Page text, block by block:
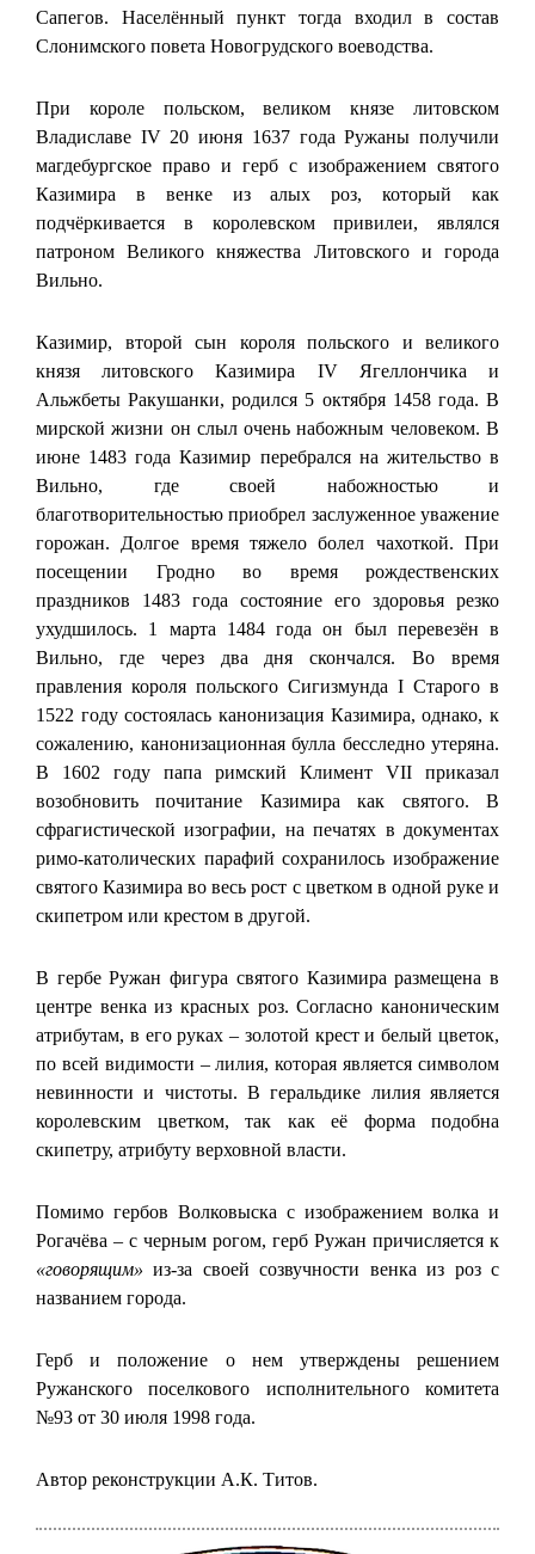
Сапегов. Населённый пункт тогда входил в состав
Слонимского повета Новогрудского воеводства.
При короле польском, великом князе литовском
Владиславе IV 20 июня 1637 года Ружаны получили
магдебургское право и герб с изображением святого
Казимира в венке из алых роз, который как
подчёркивается в королевском привилеи, являлся
патроном Великого княжества Литовского и города
Вильно.
Казимир, второй сын короля польского и великого
князя литовского Казимира IV Ягеллончика и
Альжбеты Ракушанки, родился 5 октября 1458 года. В
мирской жизни он слыл очень набожным человеком. В
июне 1483 года Казимир перебрался на жительство в
Вильно, где своей набожностью и
благотворительностью приобрел заслуженное уважение
горожан. Долгое время тяжело болел чахоткой. При
посещении Гродно во время рождественских
праздников 1483 года состояние его здоровья резко
ухудшилось. 1 марта 1484 года он был перевезён в
Вильно, где через два дня скончался. Во время
правления короля польского Сигизмунда I Старого в
1522 году состоялась канонизация Казимира, однако, к
сожалению, канонизационная булла бесследно утеряна.
В 1602 году папа римский Климент VII приказал
возобновить почитание Казимира как святого. В
сфрагистической изографии, на печатях в документах
римо-католических парафий сохранилось изображение
святого Казимира во весь рост с цветком в одной руке и
скипетром или крестом в другой.
В гербе Ружан фигура святого Казимира размещена в
центре венка из красных роз. Согласно каноническим
атрибутам, в его руках – золотой крест и белый цветок,
по всей видимости – лилия, которая является символом
невинности и чистоты. В геральдике лилия является
королевским цветком, так как её форма подобна
скипетру, атрибуту верховной власти.
Помимо гербов Волковыска с изображением волка и
Рогачёва – с черным рогом, герб Ружан причисляется к
«говорящим» из-за своей созвучности венка из роз с
названием города.
Герб и положение о нем утверждены решением
Ружанского поселкового исполнительного комитета
№93 от 30 июля 1998 года.
Автор реконструкции А.К. Титов.